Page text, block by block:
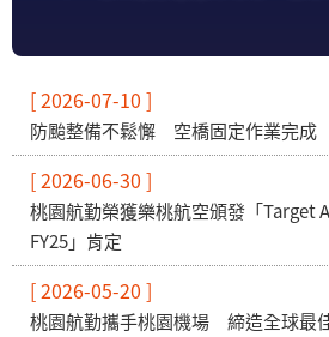
[ 2026-07-10 ]
防颱整備不鬆懈 空橋固定作業完成
[ 2026-06-30 ]
桃園航勤榮獲樂桃航空頒發「Target
FY25」肯定
[ 2026-05-20 ]
桃園航勤攜手桃園機場 締造全球最